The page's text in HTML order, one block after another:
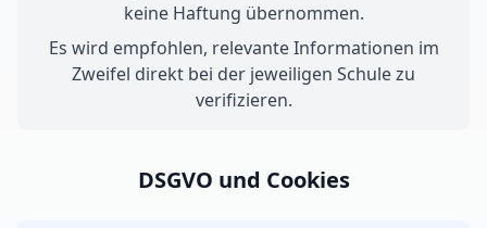
keine Haftung übernommen.
Es wird empfohlen, relevante Informationen im
Zweifel direkt bei der jeweiligen Schule zu
verifizieren.
DSGVO und Cookies